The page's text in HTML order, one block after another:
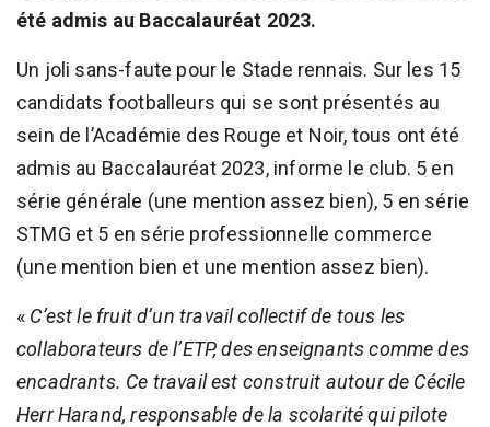
été admis au Baccalauréat 2023.
Un joli sans-faute pour le Stade rennais. Sur les 15
candidats footballeurs qui se sont présentés au
sein de l’Académie des Rouge et Noir, tous ont été
admis au Baccalauréat 2023, informe le club. 5 en
série générale (une mention assez bien), 5 en série
STMG et 5 en série professionnelle commerce
(une mention bien et une mention assez bien).
« C’est le fruit d’un travail collectif de tous les
collaborateurs de l’ETP, des enseignants comme des
encadrants. Ce travail est construit autour de Cécile
Herr Harand, responsable de la scolarité qui pilote